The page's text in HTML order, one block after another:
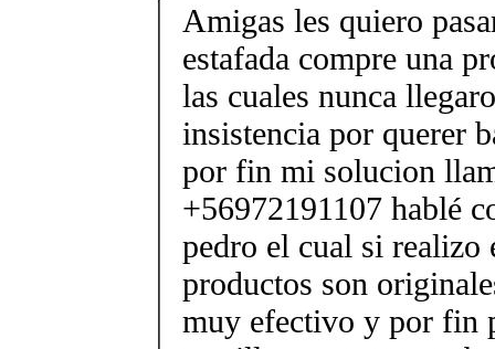
Amigas les quiero
estafada compre una
las cuales nunca
insistencia por querer
por fin mi solucion
+56972191107 hablé
pedro el cual si realizo
productos son
muy efectivo y por fin